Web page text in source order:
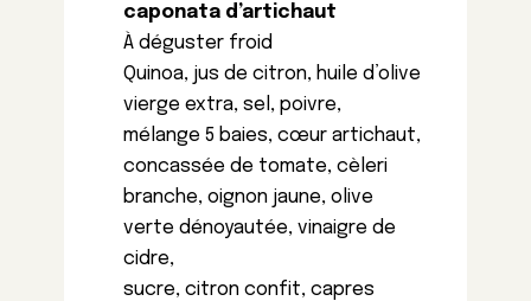
caponata d’artichaut
À déguster froid
Quinoa, jus de citron, huile d’olive
vierge extra, sel, poivre,
mélange 5 baies, cœur artichaut,
concassée de tomate, cèleri
branche, oignon jaune, olive
verte dénoyautée, vinaigre de
cidre,
sucre, citron confit, capres